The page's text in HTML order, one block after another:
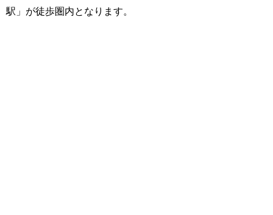
駅」が徒歩圏内となります。